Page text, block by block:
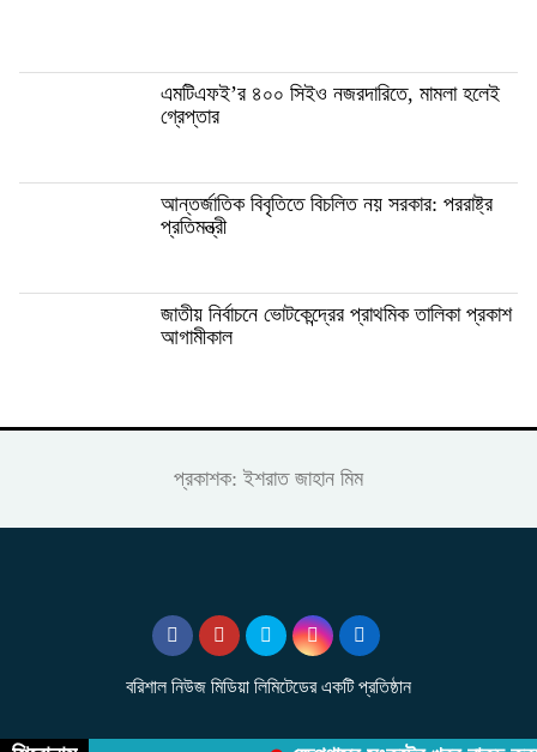
এমটিএফই’র ৪০০ সিইও নজরদারিতে, মামলা হলেই
গ্রেপ্তার
আন্তর্জাতিক বিবৃতিতে বিচলিত নয় সরকার: পররাষ্ট্র
প্রতিমন্ত্রী
জাতীয় নির্বাচনে ভোটকেন্দ্রের প্রাথমিক তালিকা প্রকাশ
আগামীকাল
প্রকাশক: ইশরাত জাহান মিম
বরিশাল নিউজ মিডিয়া লিমিটেডের একটি প্রতিষ্ঠান